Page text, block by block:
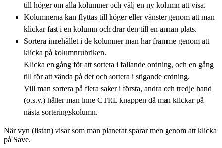
till höger om alla kolumner och välj en ny kolumn att visa.
Kolumnerna kan flyttas till höger eller vänster genom att man
klickar fast i en kolumn och drar den till en annan plats.
Sortera innehållet i de kolumner man har framme genom att
klicka på kolumnrubriken.
Klicka en gång för att sortera i fallande ordning, och en gång
till för att vända på det och sortera i stigande ordning.
Vill man sortera på flera saker i första, andra och tredje hand
(o.s.v.) håller man inne CTRL knappen då man klickar på
nästa sorteringskolumn.
När vyn (listan) visar som man planerat sparar men genom att klicka
på Save.